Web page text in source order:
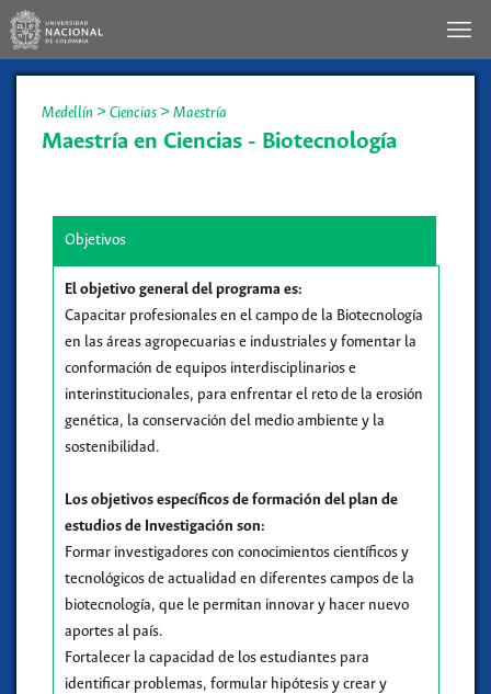
Medellín > Ciencias > Maestría
Maestría en Ciencias - Biotecnología
Objetivos
El objetivo general del programa es:
Capacitar profesionales en el campo de la Biotecnología
en las áreas agropecuarias e industriales y fomentar la
conformación de equipos interdisciplinarios e
interinstitucionales, para enfrentar el reto de la erosión
genética, la conservación del medio ambiente y la
sostenibilidad.
Los objetivos específicos de formación del plan de
estudios de Investigación son:
Formar investigadores con conocimientos científicos y
tecnológicos de actualidad en diferentes campos de la
biotecnología, que le permitan innovar y hacer nuevo
aportes al país.
Fortalecer la capacidad de los estudiantes para
identificar problemas, formular hipótesis y crear y